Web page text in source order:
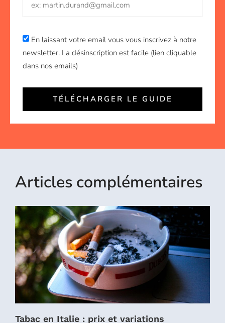
En laissant votre email vous vous inscrivez à notre
newsletter. La désinscription est facile (lien cliquable
dans nos emails)
TÉLÉCHARGER LE GUIDE
Articles complémentaires
Tabac en Italie : prix et variations